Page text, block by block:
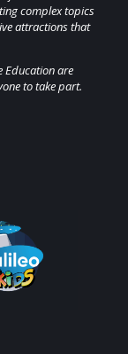
complex topics
attractions that
Education are
to take part.